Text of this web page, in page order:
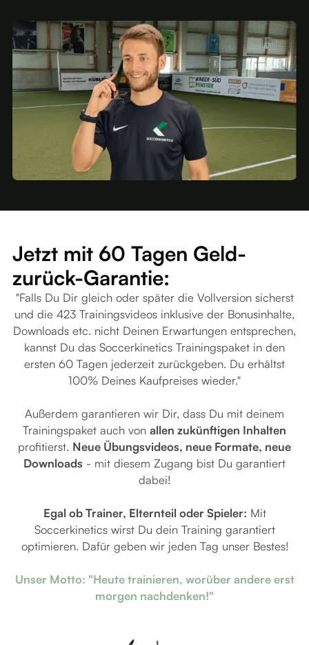
Jetzt mit 60 Tagen Geld-
zurück-Garantie:
"Falls Du Dir gleich oder später die Vollversion sicherst
und die 423 Trainingsvideos inklusive der Bonusinhalte,
Downloads etc. nicht Deinen Erwartungen entsprechen,
kannst Du das Soccerkinetics Trainingspaket in den
ersten 60 Tagen jederzeit zurückgeben. Du erhältst
100% Deines Kaufpreises wieder."
Außerdem garantieren wir Dir, dass Du mit deinem
Trainingspaket auch von allen zukünftigen Inhalten
profitierst. Neue Übungsvideos, neue Formate, neue
Downloads - mit diesem Zugang bist Du garantiert
dabei!
Egal ob Trainer, Elternteil oder Spieler: Mit
Soccerkinetics wirst Du dein Training garantiert
optimieren. Dafür geben wir jeden Tag unser Bestes!
Unser Motto: "Heute trainieren, worüber andere erst
morgen nachdenken!"